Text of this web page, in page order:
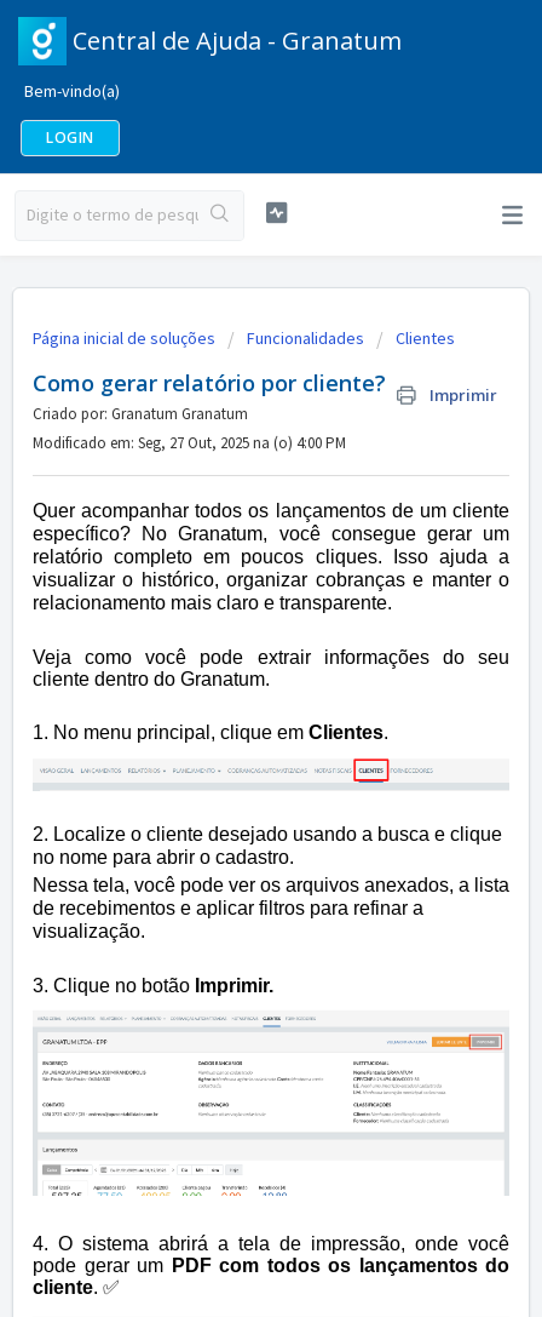
Central de Ajuda - Granatum
Bem-vindo(a)
LOGIN
Página inicial de soluções Funcionalidades Clientes
Como gerar relatório por cliente? Imprimir
Criado por: Granatum Granatum
Modificado em: Seg, 27 Out, 2025 na (o) 4:00 PM
Quer acompanhar todos os lançamentos de um cliente
específico? No Granatum, você consegue gerar um
relatório completo em poucos cliques. Isso ajuda a
visualizar o histórico, organizar cobranças e manter o
relacionamento mais claro e transparente.
Veja como você pode extrair informações do seu
cliente dentro do Granatum.
1. No menu principal, clique em Clientes.
2. Localize o cliente desejado usando a busca e clique
no nome para abrir o cadastro.
Nessa tela, você pode ver os arquivos anexados, a lista
de recebimentos e aplicar filtros para refinar a
visualização.
3. Clique no botão Imprimir.
4. O sistema abrirá a tela de impressão, onde você
pode gerar um PDF com todos os lançamentos do
cliente. ✅